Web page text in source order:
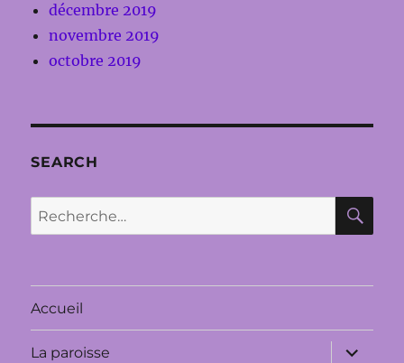
décembre 2019
novembre 2019
octobre 2019
SEARCH
Recherche
pour :
Accueil
La paroisse
ouvrir